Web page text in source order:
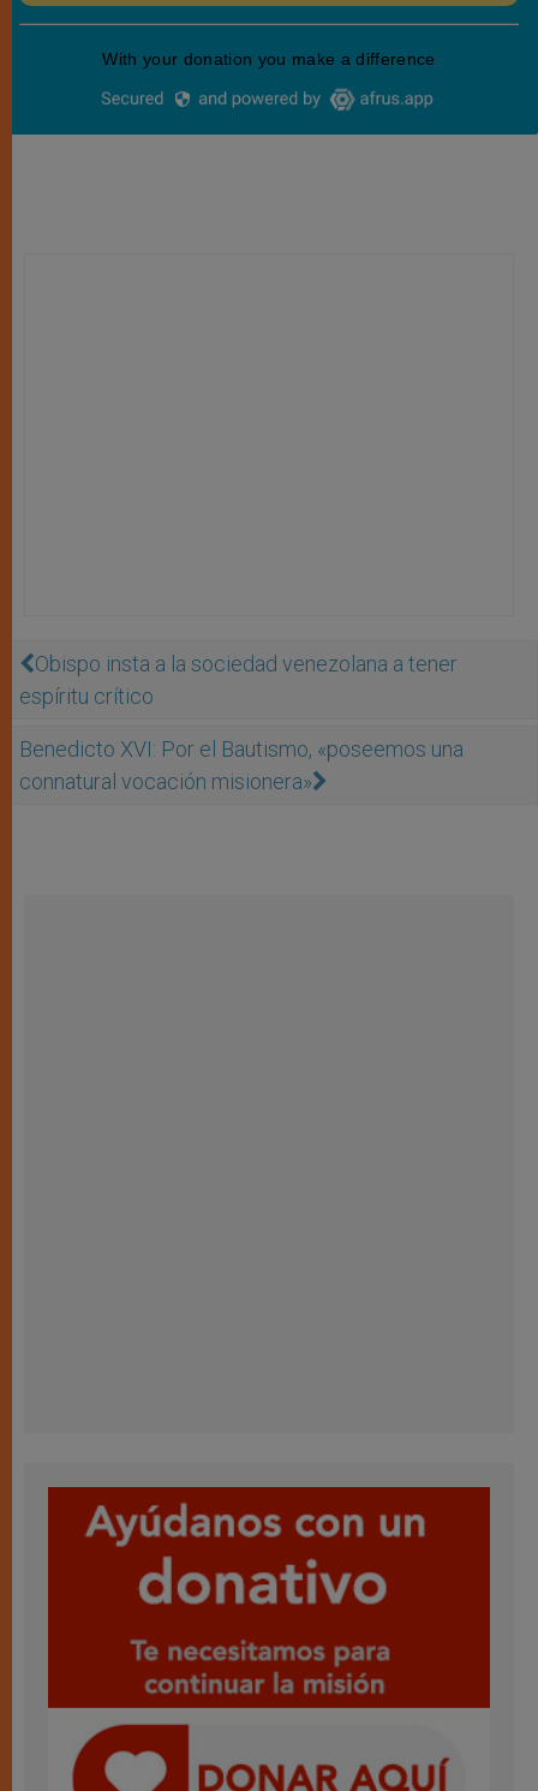
Obispo insta a la sociedad venezolana a tener
espíritu crítico
Benedicto XVI: Por el Bautismo, «poseemos una
connatural vocación misionera»